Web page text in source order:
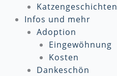
Katzengeschichten
Infos und mehr
Adoption
Eingewöhnung
Kosten
Dankeschön